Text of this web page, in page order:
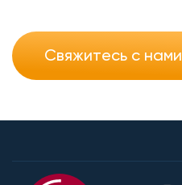
Свяжитесь с нами